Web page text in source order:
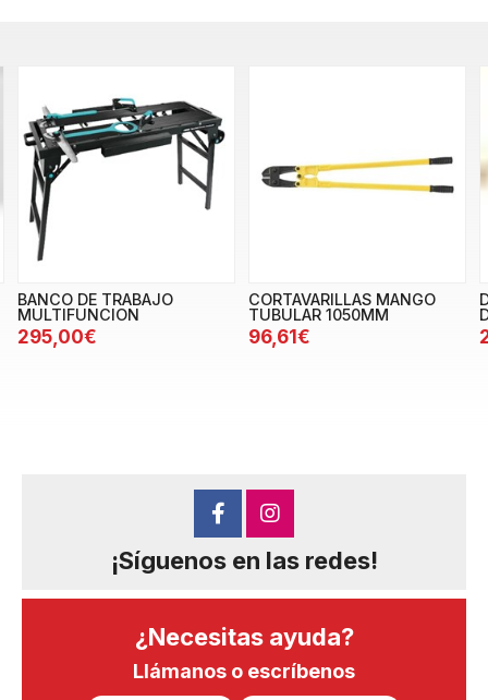
BANCO DE TRABAJO
MULTIFUNCION
295,00€
CORTAVARILLAS MANGO
TUBULAR 1050MM
96,61€
¡Síguenos en las redes!
¿Necesitas ayuda?
Llámanos o escríbenos